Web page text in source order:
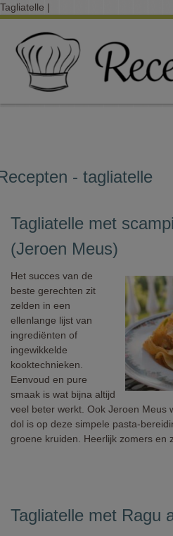
Tagliatelle |
- tagliatelle
Tagliatelle met
(Jeroen Meus)
Het succes van de
beste gerechten zit
zelden in een
ellenlange lijst van
ingrediënten of
ingewikkelde
kooktechnieken.
Eenvoud en pure
smaak is wat bijna altijd
veel beter werkt. Ook Jeroen Meus
dol is op deze simpele pasta-
groene kruiden. Heerlijk zomers en
Tagliatelle met Ragu